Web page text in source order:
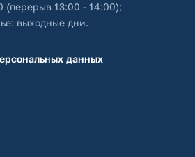
(перерыв 13:00 - 14:00);
выходные дни.
данных